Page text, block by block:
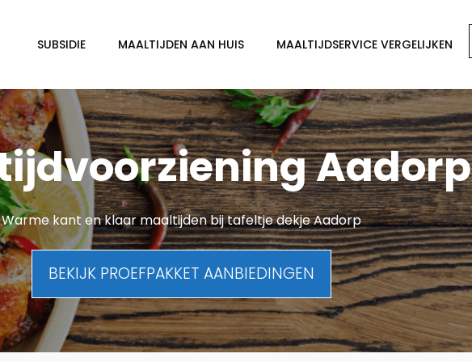
SUBSIDIE MAALTIJDEN AAN HUIS MAALTIJDSERVICE VERGELIJKEN
Aadorp
Warme kant en klaar maaltijden bij tafeltje dekje Aadorp
BEKIJK PROEFPAKKET AANBIEDINGEN